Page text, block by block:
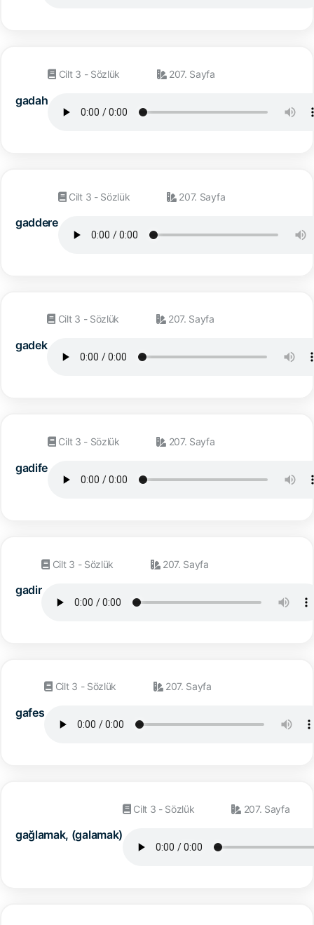
gadah
Cilt 3 - Sözlük 207. Sayfa
gaddere
Cilt 3 - Sözlük 207. Sayfa
gadek
Cilt 3 - Sözlük 207. Sayfa
gadife
Cilt 3 - Sözlük 207. Sayfa
gadir
Cilt 3 - Sözlük 207. Sayfa
gafes
Cilt 3 - Sözlük 207. Sayfa
gağlamak, (galamak)
Cilt 3 - Sözlük 207. Sayfa